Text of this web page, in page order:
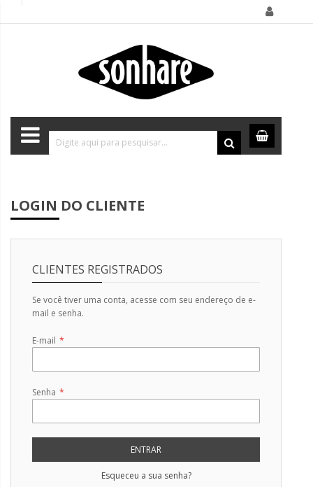
LOGIN DO CLIENTE
CLIENTES REGISTRADOS
Se você tiver uma conta, acesse com seu endereço de e-
mail e senha.
E-mail
Senha
ENTRAR
Esqueceu a sua senha?